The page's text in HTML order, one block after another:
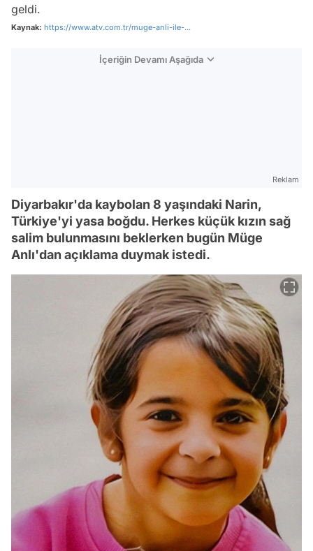
geldi.
Kaynak: https://www.atv.com.tr/muge-anli-ile-...
İçeriğin Devamı Aşağıda
Reklam
Diyarbakır'da kaybolan 8 yaşındaki Narin,
Türkiye'yi yasa boğdu. Herkes küçük kızın sağ
salim bulunmasını beklerken bugün Müge
Anlı'dan açıklama duymak istedi.